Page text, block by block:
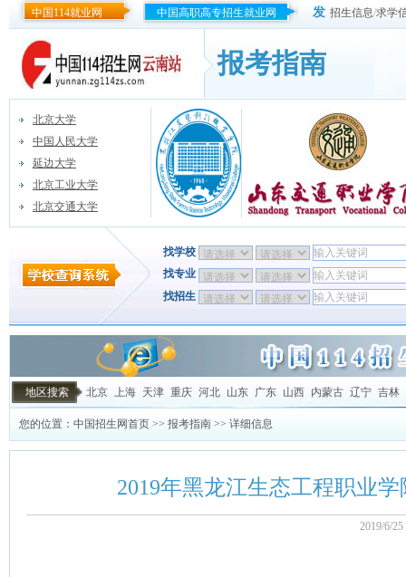
中国114就业网 中国高职高专招生就业网 发 招生信息/求学
报考指南
北京大学
中国人民大学
延边大学
北京工业大学
北京交通大学
找学校
找专业
找招生
地区搜索 北京 上海 天津 重庆 河北 山东 广东 山西 内蒙古 辽宁 吉林
您的位置： 中国招生网首页 >> 报考指南 >> 详细信息
2019年黑龙江生态工程职业
2019/6/